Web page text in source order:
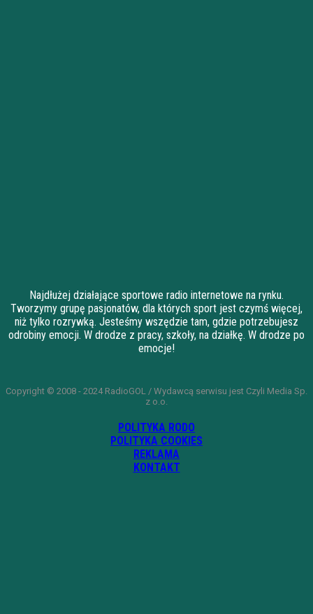
Najdłużej działające sportowe radio internetowe na rynku.
Tworzymy grupę pasjonatów, dla których sport jest czymś więcej,
niż tylko rozrywką. Jesteśmy wszędzie tam, gdzie potrzebujesz
odrobiny emocji. W drodze z pracy, szkoły, na działkę. W drodze po
emocje!
Copyright © 2008 - 2024 RadioGOL / Wydawcą serwisu jest Czyli Media Sp.
z o.o.
POLITYKA RODO
POLITYKA COOKIES
REKLAMA
KONTAKT